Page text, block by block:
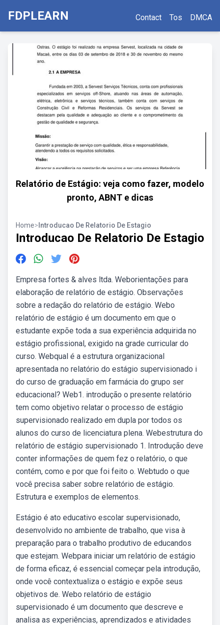
FDPLEARN Contact Tos DMCA
Relatório de Estágio: veja como fazer, modelo
pronto, ABNT e dicas
Home> Introducao De Relatorio De Estagio
Introducao De Relatorio De Estagio
Empresa fortes & alves ltda. Weborientações para
elaboração de relatório de estágio. Observações
sobre a redação do relatório de estágio. Webo
relatório de estágio é um documento em que o
estudante expõe toda a sua experiência adquirida no
estágio profissional, exigido na grade curricular do
curso. Webqual é a estrutura organizacional
apresentada no relatório do estágio supervisionado i
do curso de graduação em farmácia do grupo ser
educacional? Web1. introdução o presente relatório
tem como objetivo relatar o processo de estágio
supervisionado realizado em dupla por todos os
alunos do curso de licenciatura plena. Webestrutura do
relatório de estágio supervisionado 1. Introdução deve
conter informações de quem fez o relatório, o que
contém, como e por que foi feito o. Webtudo o que
você precisa saber sobre relatório de estágio.
Estrutura e exemplos de elementos.
Estágio é ato educativo escolar supervisionado,
desenvolvido no ambiente de trabalho, que visa à
preparação para o trabalho produtivo de educandos
que estejam. Webpara iniciar um relatório de estágio
de forma eficaz, é essencial começar pela introdução,
onde você contextualiza o estágio e expõe seus
objetivos de. Webo relatório de estágio
supervisionado é um documento que descreve e
analisa as experiências, aprendizados e atividades